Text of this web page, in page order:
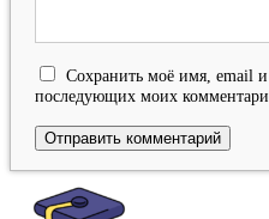
Сохранить моё имя, email и
последующих моих